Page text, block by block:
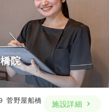
院
菅野屋船橋
施設詳細